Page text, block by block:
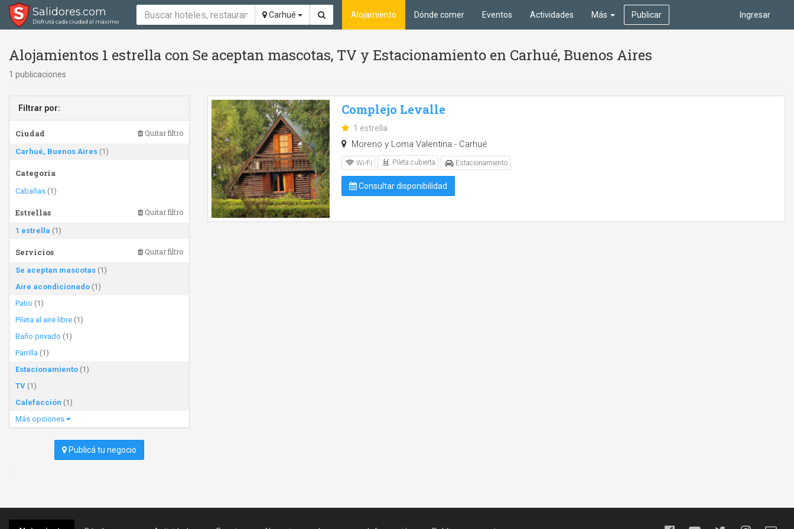
Salidores.com
Disfrutá cada ciudad al máximo
Carhué Ingresar
Alojamiento Dónde comer Eventos Actividades Más Publicar
Alojamientos 1 estrella con Se aceptan mascotas, TV y Estacionamiento en Carhué, Buenos Aires
1 publicaciones
Filtrar por:
Ciudad Quitar filtro
Carhué, Buenos Aires (1)
Categoría
Cabañas (1)
Estrellas Quitar filtro
1 estrella (1)
Servicios Quitar filtro
Se aceptan mascotas (1)
Aire acondicionado (1)
Patio (1)
Pileta al aire libre (1)
Baño privado (1)
Parrilla (1)
Estacionamiento (1)
TV (1)
Calefacción (1)
Más opciones
Publicá tu negocio
Complejo Levalle
1 estrella
Moreno y Loma Valentina - Carhué
Wi-Fi Pileta cubierta Estacionamiento
Consultar disponibilidad